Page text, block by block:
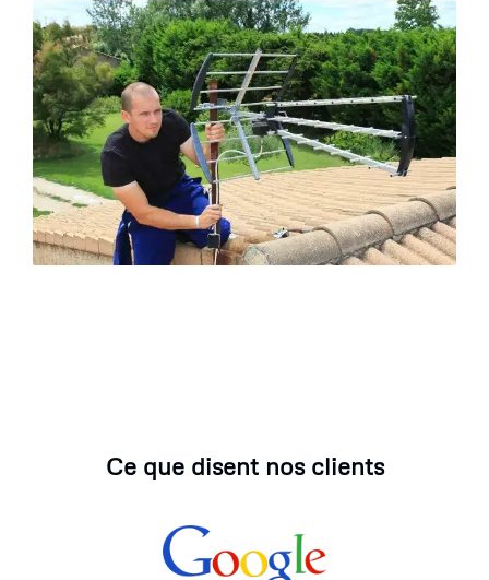
Ce que disent nos clients